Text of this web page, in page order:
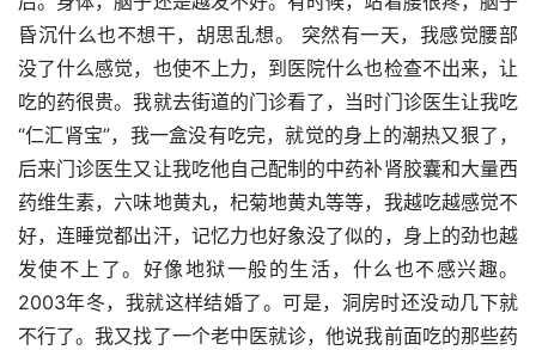
昏沉什么也不想干，胡思乱想。 突然有一天，我感觉腰部
没了什么感觉，也使不上力，到医院什么也检查不出来，让
吃的药很贵。我就去街道的门诊看了，当时门诊医生让我吃
“仁汇肾宝”，我一盒没有吃完，就觉的身上的潮热又狠了，
后来门诊医生又让我吃他自己配制的中药补肾胶囊和大量西
药维生素，六味地黄丸，杞菊地黄丸等等，我越吃越感觉不
好，连睡觉都出汗，记忆力也好象没了似的，身上的劲也越
发使不上了。好像地狱一般的生活，什么也不感兴趣。
2003年冬，我就这样结婚了。可是，洞房时还没动几下就
不行了。我又找了一个老中医就诊，他说我前面吃的那些药